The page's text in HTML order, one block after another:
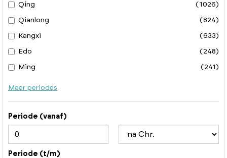
Qing
(1026)
Qianlong (824)
Kangxi (633)
Edo (248)
Ming (241)
Meer periodes
Periode (vanaf)
Periode (t/m)